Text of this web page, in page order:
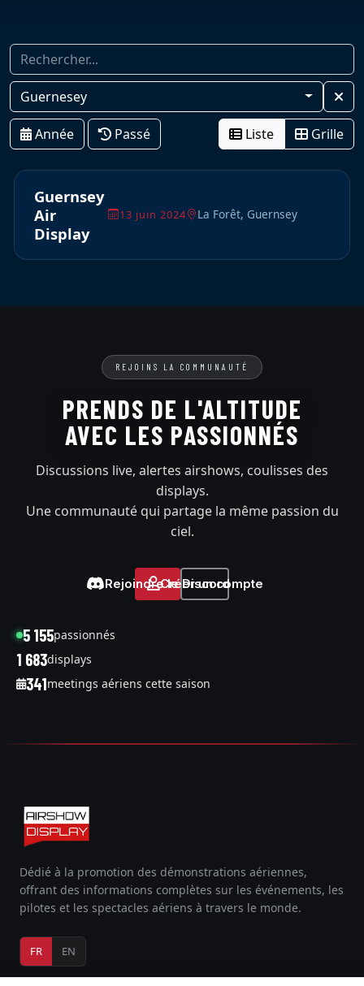
Guernesey
Année Passé Liste Grille
13 juin 2024
Guernsey
Air
Display
La Forêt, Guernsey
REJOINS LA COMMUNAUTÉ
PRENDS DE L'ALTITUDE
AVEC LES PASSIONNÉS
Discussions live, alertes airshows, coulisses des
displays.
Une communauté qui partage la même passion du
ciel.
Rejoindre le Discord
Créer un compte
5 155passionnés
1 683displays
341meetings aériens cette saison
Dédié à la promotion des démonstrations aériennes,
offrant des informations complètes sur les événements, les
pilotes et les spectacles aériens à travers le monde.
FR EN